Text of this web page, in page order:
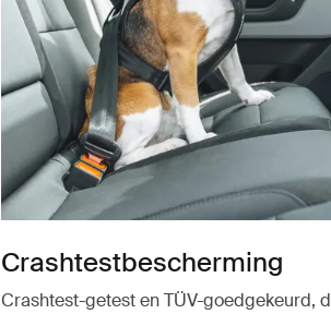
Crashtestbescherming
Crashtest-getest en TÜV-goedgekeurd,